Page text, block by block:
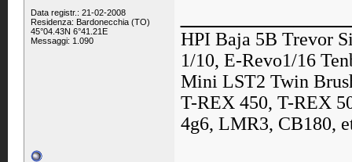
Data registr.: 21-02-2008
Residenza: Bardonecchia (TO)
45°04.43N 6°41.21E
Messaggi: 1.090
HPI Baja 5B Trevor
1/10, E-Revo1/16
Mini LST2 Twin
T-REX 450, T-REX
4g6, LMR3, CB180,